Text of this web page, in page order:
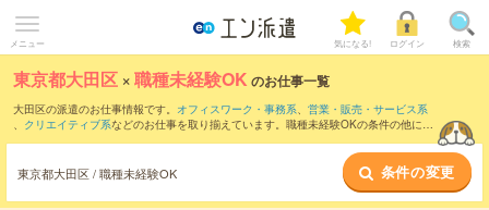
メニュー 気になる! ログイン 検索
東京都大田区 ×職種未経験OK のお仕事一覧
大田区の派遣のお仕事情報です。 オフィスワーク・事務系、 営業・販売・サービス系
、 クリエイティブ系などのお仕事を取り揃えています。職種未経験OKの条件の他に、
東京都大田区 / 職種未経験OK 条件の変更